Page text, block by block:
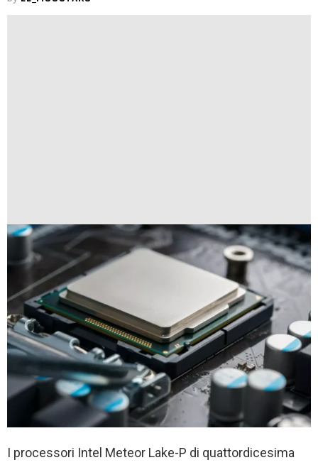
I processori Intel Meteor Lake-P di quattordicesima